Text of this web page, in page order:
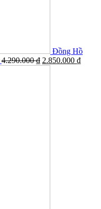
Đồng Hồ
4.290.000₫ 2.850.000 ₫